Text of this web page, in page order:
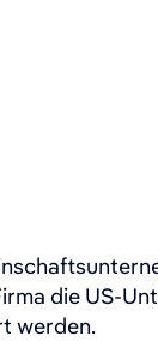
die US-
werden.